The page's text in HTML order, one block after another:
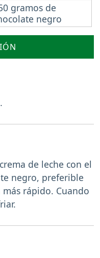
gramos de
negro
de leche con el
negro, preferible
rápido. Cuando